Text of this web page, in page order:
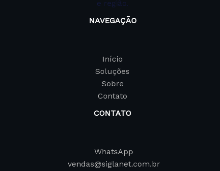
e região.
NAVEGAÇÃO
Início
Soluções
Sobre
Contato
CONTATO
WhatsApp
vendas@siglanet.com.br